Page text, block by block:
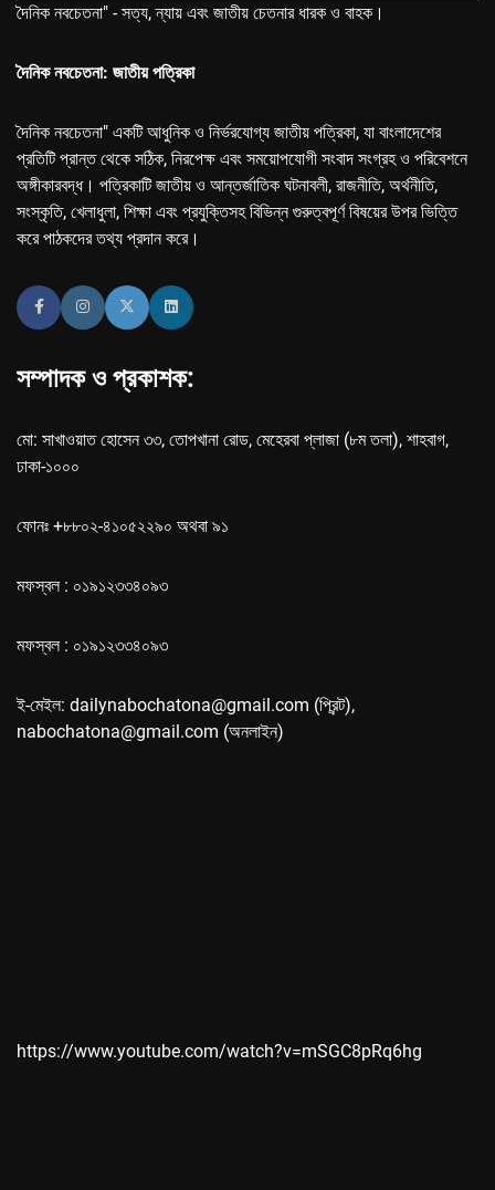
দৈনিক নবচেতনা" - সত্য, ন্যায় এবং জাতীয় চেতনার ধারক ও বাহক।
দৈনিক নবচেতনা: জাতীয় পত্রিকা
দৈনিক নবচেতনা" একটি আধুনিক ও নির্ভরযোগ্য জাতীয় পত্রিকা, যা বাংলাদেশের
প্রতিটি প্রান্ত থেকে সঠিক, নিরপেক্ষ এবং সময়োপযোগী সংবাদ সংগ্রহ ও পরিবেশনে
অঙ্গীকারবদ্ধ। পত্রিকাটি জাতীয় ও আন্তর্জাতিক ঘটনাবলী, রাজনীতি, অর্থনীতি,
সংস্কৃতি, খেলাধুলা, শিক্ষা এবং প্রযুক্তিসহ বিভিন্ন গুরুত্বপূর্ণ বিষয়ের উপর ভিত্তি
করে পাঠকদের তথ্য প্রদান করে।
সম্পাদক ও প্রকাশক:
মো: সাখাওয়াত হোসেন ৩৩, তোপখানা রোড, মেহেরবা প্লাজা (৮ম তলা), শাহবাগ,
ঢাকা-১০০০
ফোনঃ +৮৮০২-৪১০৫২২৯০ অথবা ৯১
মফস্বল : ০১৯১২৩৩৪০৯৩
মফস্বল : ০১৯১২৩৩৪০৯৩
ই-মেইল: dailynabochatona@gmail.com (প্রিন্ট),
nabochatona@gmail.com (অনলাইন)
https://www.youtube.com/watch?v=mSGC8pRq6hg